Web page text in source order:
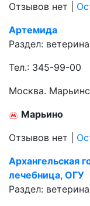
Отзывов нет
Артемида
Раздел:
Тел.: 345-99-00
Москва.
Марьино
Отзывов нет
Архангельская
лечебница, ОГУ
Раздел: